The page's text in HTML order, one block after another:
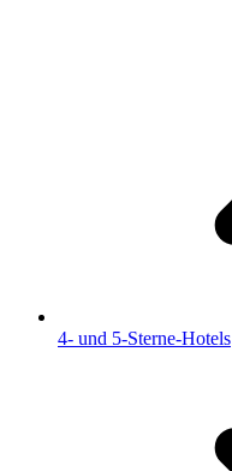
4- und 5-Sterne-Hotels